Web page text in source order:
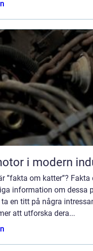
i modern
”fakta om katter”?
information om dessa
en titt på några
att utforska dera...